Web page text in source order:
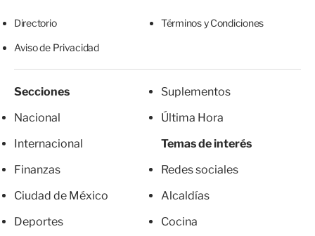
Directorio Términos y Condiciones
Aviso de Privacidad
Secciones
Nacional
Internacional
Finanzas
Ciudad de México
Deportes
Suplementos
Última Hora
Temas de interés
Redes sociales
Alcaldías
Cocina